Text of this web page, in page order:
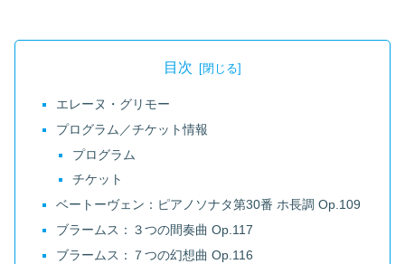
目次
エレーヌ・グリモー
プログラム／チケット情報
プログラム
チケット
ベートーヴェン：ピアノソナタ第30番 ホ長調 Op.109
ブラームス：３つの間奏曲 Op.117
ブラームス：７つの幻想曲 Op.116